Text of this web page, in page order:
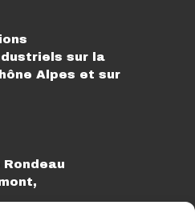
sur la
Alpes et sur